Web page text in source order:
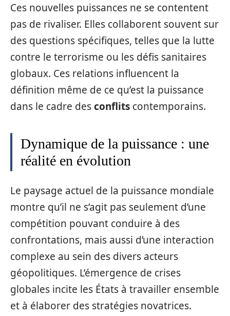
Ces nouvelles puissances ne se contentent
pas de rivaliser. Elles collaborent souvent sur
des questions spécifiques, telles que la lutte
contre le terrorisme ou les défis sanitaires
globaux. Ces relations influencent la
définition même de ce qu’est la puissance
dans le cadre desconflits contemporains.
Dynamique de la puissance : une
réalité en évolution
Le paysage actuel de la puissance mondiale
montre qu’il ne s’agit pas seulement d’une
compétition pouvant conduire à des
confrontations, mais aussi d’une interaction
complexe au sein des divers acteurs
géopolitiques. L’émergence de crises
globales incite les États à travailler ensemble
et à élaborer des stratégies novatrices.